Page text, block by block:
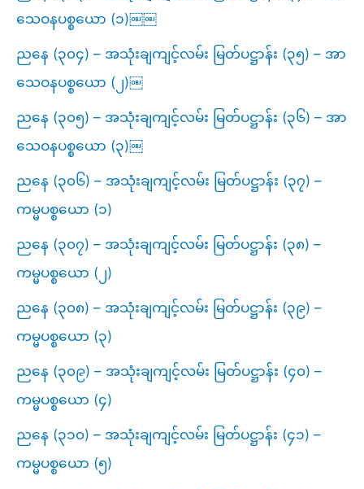
သေဝနပစ္စယော (၁)￼￼
ညနေ (၃၀၄) – အသုံးချကျင့်လမ်း မြတ်ပဋ္ဌာန်း (၃၅) – အာ
သေဝနပစ္စယော (၂)￼
ညနေ (၃၀၅) – အသုံးချကျင့်လမ်း မြတ်ပဋ္ဌာန်း (၃၆) – အာ
သေဝနပစ္စယော (၃)￼
ညနေ (၃၀၆) – အသုံးချကျင့်လမ်း မြတ်ပဋ္ဌာန်း (၃၇) –
ကမ္မပစ္စယော (၁)
ညနေ (၃၀၇) – အသုံးချကျင့်လမ်း မြတ်ပဋ္ဌာန်း (၃၈) –
ကမ္မပစ္စယော (၂)
ညနေ (၃၀၈) – အသုံးချကျင့်လမ်း မြတ်ပဋ္ဌာန်း (၃၉) –
ကမ္မပစ္စယော (၃)
ညနေ (၃၀၉) – အသုံးချကျင့်လမ်း မြတ်ပဋ္ဌာန်း (၄၀) –
ကမ္မပစ္စယော (၄)
ညနေ (၃၁၀) – အသုံးချကျင့်လမ်း မြတ်ပဋ္ဌာန်း (၄၁) –
ကမ္မပစ္စယော (၅)